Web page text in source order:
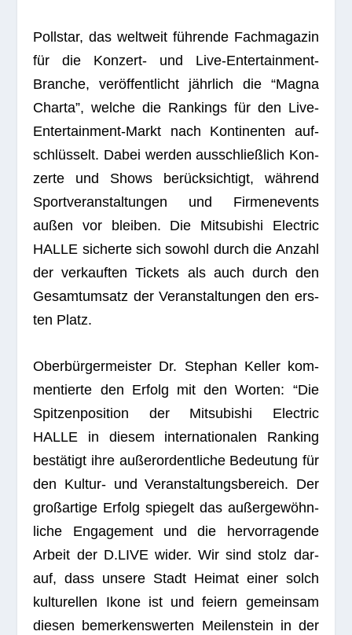
Poll­star, das welt­weit füh­rende Fach­ma­ga­zin
für die Kon­zert- und Live-Enter­tain­ment-
Bran­che, ver­öf­fent­licht jähr­lich die “Magna
Charta”, wel­che die Ran­kings für den Live-
Enter­tain­ment-Markt nach Kon­ti­nen­ten auf­
schlüs­selt. Dabei wer­den aus­schließ­lich Kon­
zerte und Shows berück­sich­tigt, wäh­rend
Sport­ver­an­stal­tun­gen und Fir­men­events
außen vor blei­ben. Die Mitsu­bi­shi Elec­tric
HALLE sicherte sich sowohl durch die Anzahl
der ver­kauf­ten Tickets als auch durch den
Gesamt­um­satz der Ver­an­stal­tun­gen den ers­
ten Platz.
Ober­bür­ger­meis­ter Dr. Ste­phan Kel­ler kom­
men­tierte den Erfolg mit den Wor­ten: “Die
Spit­zen­po­si­tion der Mitsu­bi­shi Elec­tric
HALLE in die­sem inter­na­tio­na­len Ran­king
bestä­tigt ihre außer­or­dent­li­che Bedeu­tung für
den Kul­tur- und Ver­an­stal­tungs­be­reich. Der
groß­ar­tige Erfolg spie­gelt das außer­ge­wöhn­
li­che Enga­ge­ment und die her­vor­ra­gende
Arbeit der D.LIVE wider. Wir sind stolz dar­
auf, dass unsere Stadt Hei­mat einer solch
kul­tu­rel­len Ikone ist und fei­ern gemein­sam
die­sen bemer­kens­wer­ten Mei­len­stein in der